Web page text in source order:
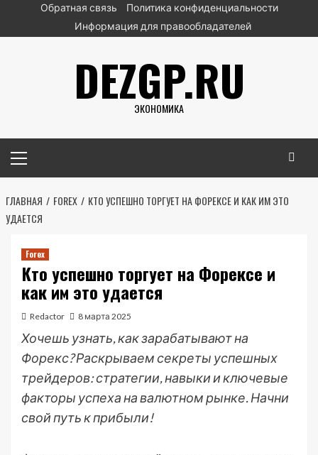
ПерейтиОбратная связь
Политика конфиденциальности
Информация для правообладателей
DEZGP.RU
ЭКОНОМИКА
меню
ГЛАВНАЯ FOREX
КТО УСПЕШНО ТОРГУЕТ НА ФОРЕКСЕ И КАК ИМ ЭТО
УДАЕТСЯ
Forex
Кто успешно торгует на Форексе и
как им это удается
Redactor 8 марта 2025
Хочешь узнать, как зарабатывают на
Форекс? Раскрываем секреты успешных
трейдеров: стратегии, навыки и ключевые
факторы успеха на валютном рынке. Начни
свой путь к прибыли!